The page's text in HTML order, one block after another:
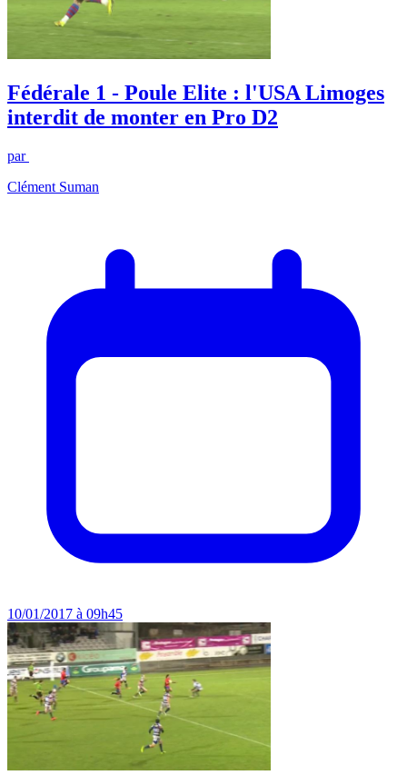
Fédérale 1 - Poule Elite : l'USA Limoges
interdit de monter en Pro D2
par
Clément Suman
10/01/2017 à 09h45